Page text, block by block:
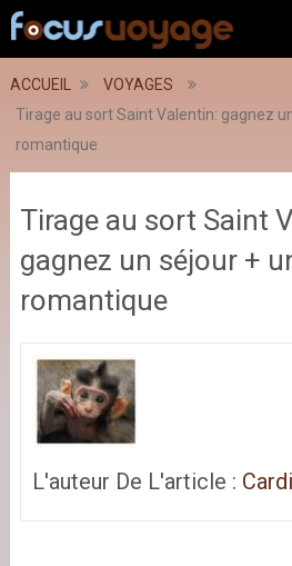
ACCUEIL
VOYAGES
Tirage au sort Saint Valentin: gagnez
romantique
Tirage au sort Saint
gagnez un séjour +
romantique
L'auteur De L'article :